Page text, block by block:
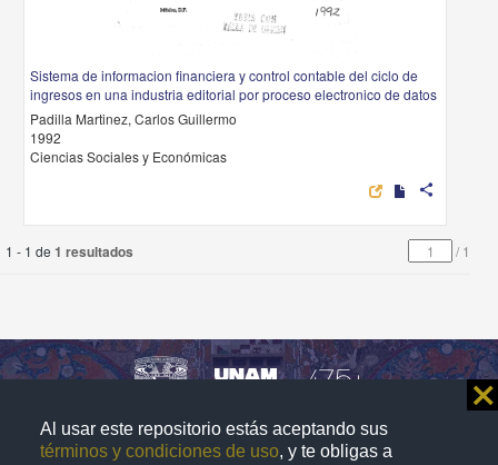
Al usar este repositorio estás aceptando sus
términos y condiciones de uso, y te obligas a
⨯
Sistema de informacion financiera y control contable del ciclo de
ingresos en una industria editorial por proceso electronico de datos
Padilla Martinez, Carlos Guillermo
1992
Ciencias Sociales y Económicas
share
1 - 1 de 1 resultados /1
Repositorio Institucional de la
Universidad Nacional Autónoma de México